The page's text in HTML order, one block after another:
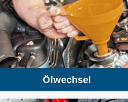
Ölwechsel